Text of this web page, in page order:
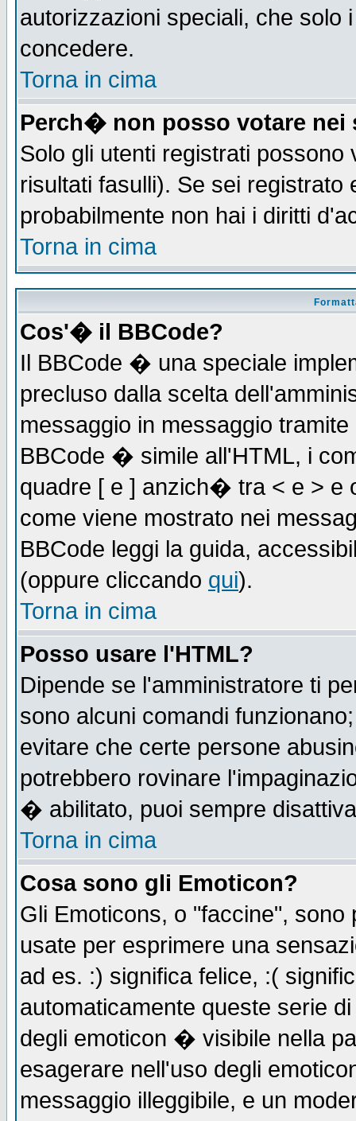
autorizzazioni speciali, che solo
concedere.
Torna in cima
Perch� non posso votare nei
Solo gli utenti registrati
risultati fasulli). Se sei
probabilmente non hai i diritti
Torna in cima
Cos'� il BBCode?
Il BBCode � una speciale
precluso dalla scelta
messaggio in messaggio
BBCode � simile all'HTML, i
quadre [ e ] anzich� tra < e > e
come viene mostrato nei
BBCode leggi la guida,
(oppure cliccando qui).
Torna in cima
Posso usare l'HTML?
Dipende se l'amministratore ti
sono alcuni comandi
evitare che certe persone
potrebbero rovinare
� abilitato, puoi sempre
Torna in cima
Cosa sono gli Emoticon?
Gli Emoticons, o "faccine",
usate per esprimere una
ad es. :) significa felice, :(
automaticamente queste serie
degli emoticon � visibile nella
esagerare nell'uso degli
messaggio illeggibile, e un